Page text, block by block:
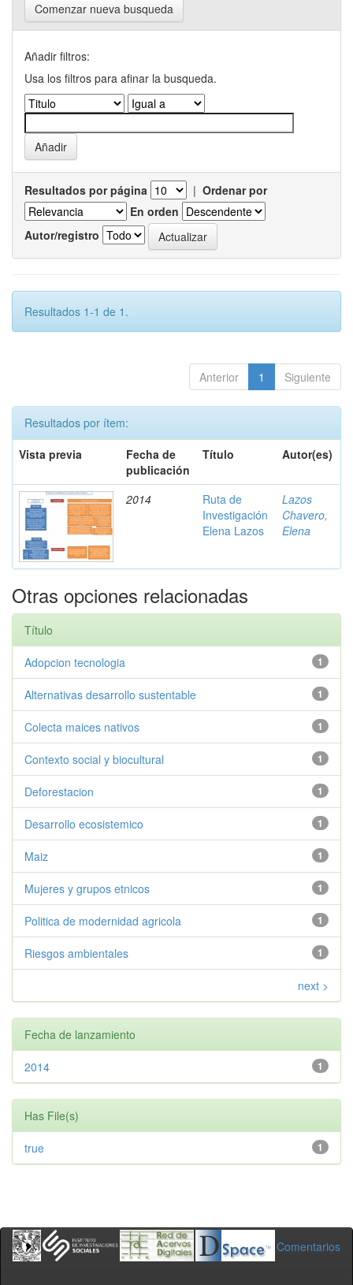
Comenzar nueva busqueda
Añadir filtros:
Usa los filtros para afinar la busqueda.
Resultados por página | Ordenar por
En orden
Autor/registro
Resultados 1-1 de 1.
Anterior 1 Siguiente
Resultados por ítem:
Vista previa
Fecha de
publicación
Título Autor(es)
2014
Ruta de
Investigación
Elena Lazos
Lazos
Chavero,
Elena
Otras opciones relacionadas
Título
1
Adopcion tecnologia
1
Alternativas desarrollo sustentable
1
Colecta maices nativos
1
Contexto social y biocultural
1
Deforestacion
1
Desarrollo ecosistemico
1
Maiz
1
Mujeres y grupos etnicos
1
Politica de modernidad agricola
1
Riesgos ambientales
next >
Fecha de lanzamiento
1
2014
Has File(s)
1
true
Comentarios